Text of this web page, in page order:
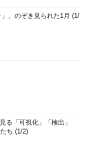
」、のぞき見られた1月 (1/
る「可視化」「検出」
ち (1/2)